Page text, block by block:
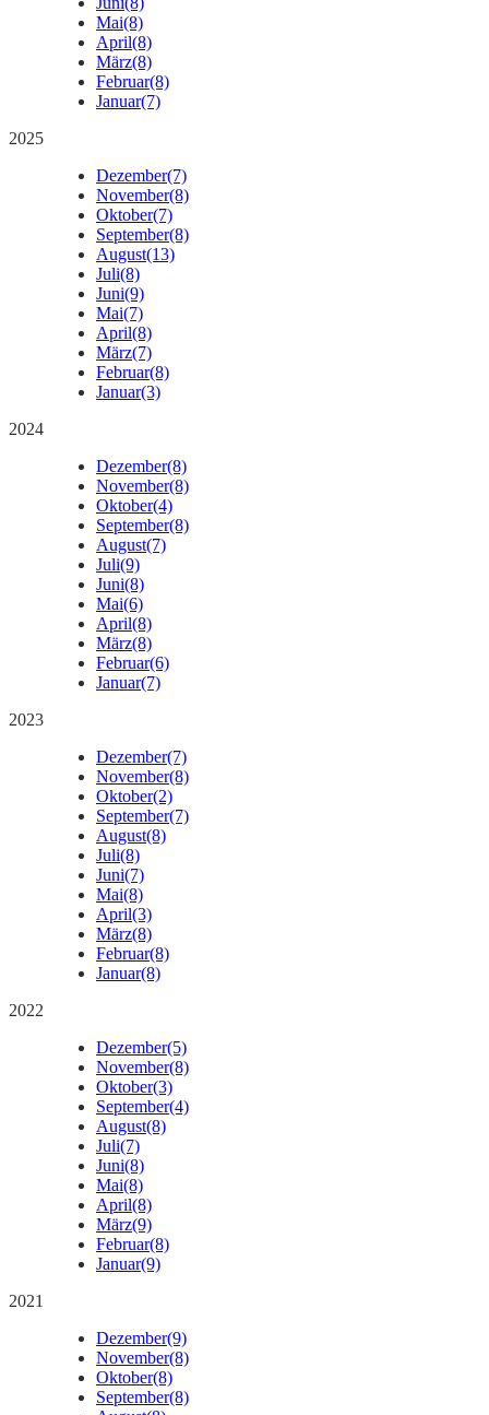
Mai(8)
April(8)
März(8)
Februar(8)
Januar(7)
2025
Dezember(7)
November(8)
Oktober(7)
September(8)
August(13)
Juli(8)
Juni(9)
Mai(7)
April(8)
März(7)
Februar(8)
Januar(3)
2024
Dezember(8)
November(8)
Oktober(4)
September(8)
August(7)
Juli(9)
Juni(8)
Mai(6)
April(8)
März(8)
Februar(6)
Januar(7)
2023
Dezember(7)
November(8)
Oktober(2)
September(7)
August(8)
Juli(8)
Juni(7)
Mai(8)
April(3)
März(8)
Februar(8)
Januar(8)
2022
Dezember(5)
November(8)
Oktober(3)
September(4)
August(8)
Juli(7)
Juni(8)
Mai(8)
April(8)
März(9)
Februar(8)
Januar(9)
2021
Dezember(9)
November(8)
Oktober(8)
September(8)